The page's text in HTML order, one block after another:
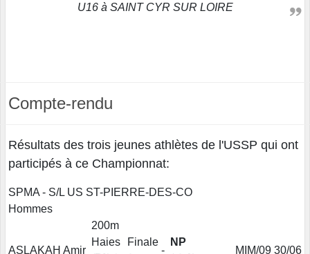
U16 à SAINT CYR SUR LOIRE
Compte-rendu
Résultats des trois jeunes athlètes de l'USSP qui ont
participés à ce Championnat:
SPMA - S/L US ST-PIERRE-DES-CO
Hommes
ASLAKAH Amir
200m
Haies
Finale
-
NP
MIM/09 30/06